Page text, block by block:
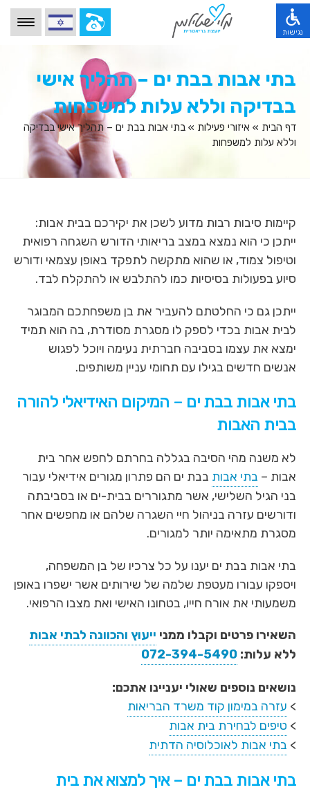
הגעת
לתפריט
הנגישות,
לחץ
טאב
להפעלת
הפונקציות
השונות
לחץ
אנטר
לאיזור
הבא
נגישות
הגעת
לאיזור
הלוגו
ופרטי
לצורך
לחץ
אנטר
טאב
להיכנס
לאיזור
הראשי
ולאיזור
החלפה
שפות,
לחץ
טאב
כדי
לאיזור
תהליך העבודה
משפחות מספרות
מידע מקצועי
מילון מושגים
אודותינו
צרו קשר
הגעת
לתוכן
לחץ
אנטר
כדי
כדי
לאיזור
בתי אבות בבת ים – תהליך אישי
בבדיקה וללא עלות למשפחות
דף הבית » איזורי פעילות » בתי אבות בבת ים – תהליך אישי בבדיקה
וללא עלות למשפחות
קיימות סיבות רבות מדוע לשכן את יקירכם בבית אבות:
ייתכן כי הוא נמצא במצב בריאותי הדורש השגחה רפואית
וטיפול צמוד, או שהוא מתקשה לתפקד באופן עצמאי ודורש
סיוע בפעולות בסיסיות כמו להתלבש או להתקלח לבד.
ייתכן גם כי החלטתם להעביר את בן משפחתכם המבוגר
לבית אבות בכדי לספק לו מסגרת מסודרת, בה הוא תמיד
ימצא את עצמו בסביבה חברתית נעימה ויוכל לפגוש
אנשים חדשים בגילו עם תחומי עניין משותפים.
בתי אבות בבת ים – המיקום האידיאלי להורה
בבית האבות
לא משנה מהי הסיבה בגללה בחרתם לחפש אחר בית
אבות – בתי אבות בבת ים הם פתרון מגורים אידיאלי עבור
בני הגיל השלישי, אשר מתגוררים בבית-ים או בסביבתה
ודורשים עזרה בניהול חיי השגרה שלהם או מחפשים אחר
מסגרת מתאימה יותר למגורים.
בתי אבות בבת ים יענו על כל צרכיו של בן המשפחה,
ויספקו עבורו מעטפת שלמה של שירותים אשר ישפרו באופן
משמעותי את אורח חייו, בטחונו האישי ואת מצבו הרפואי.
השאירו פרטים וקבלו ממני ייעוץ והכוונה לבתי אבות
ללא עלות: 072-394-5490
נושאים נוספים שאולי יעניינו אתכם:
> עזרה במימון קוד משרד הבריאות
> טיפים לבחירת בית אבות
> בתי אבות לאוכלוסיה הדתית
בתי אבות בבת ים – איך למצוא את בית